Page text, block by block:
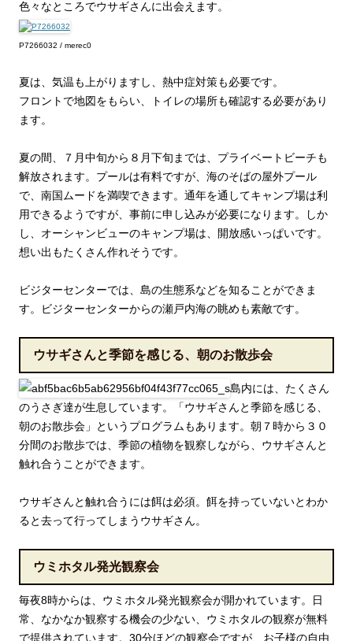
色々なところでウサギさんに出会えます。
P7266032 / merec0
夏は、気温も上がりますし、熱中症対策も必要です。
フロントで地図をもらい、トイレの場所も確認する必要があり
ます。
夏の間、７月中旬から８月下旬までは、プライベートビーチも
解放されます。プールは有料ですが、海のそばの屋外プール
で、南国ムードを満喫できます。通年を通してキャンプ場は利
用できるようですが、事前に申し込みが必要になります。しか
し、オーシャンビューのキャンプ場は、開放感いっぱいです。
想い出もたくさん作れそうです。
ビジターセンターでは、島の生態系などを知ることができま
す。ビジターセンターからの瀬戸内海の眺めも素敵です。
ウサギさんと季節を感じる、朝のお散歩会
島内には、たくさん
のうさぎ達が生息しています。「ウサギさんと季節を感じる、
朝のお散歩会」というプログラムもあります。朝７時から３０
分間のお散歩では、季節の植物を観察しながら、ウサギさんと
触れ合うことができます。
ウサギさんと触れ合うには餌は必須。餌を持っていないとわか
ると去って行ってしまうウサギさん。
ウミホタル発光観察会
毎夜8時からは、ウミホタル発光観察会が開かれています。日
常、なかなか観察する機会の少ない、ウミホタルの観察が無料
で提供されています。30分ほどの観察会ですが、お子様の自由